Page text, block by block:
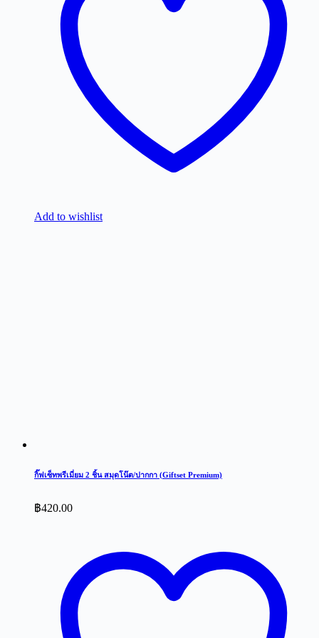
Add to wishlist
กิ๊ฟเซ็ทพรีเมี่ยม 2 ชิ้น สมุดโน๊ต/ปากกา (Giftset Premium)
฿420.00